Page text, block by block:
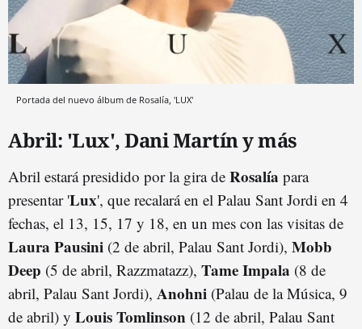
Portada del nuevo álbum de Rosalía, 'LUX'
Abril: 'Lux', Dani Martín y más
Abril estará presidido por la gira de Rosalía para
presentar 'Lux', que recalará en el Palau Sant Jordi en 4
fechas, el 13, 15, 17 y 18, en un mes con las visitas de
Laura Pausini (2 de abril, Palau Sant Jordi), Mobb
Deep (5 de abril, Razzmatazz), Tame Impala (8 de
abril, Palau Sant Jordi), Anohni (Palau de la Música, 9
de abril) y Louis Tomlinson (12 de abril, Palau Sant